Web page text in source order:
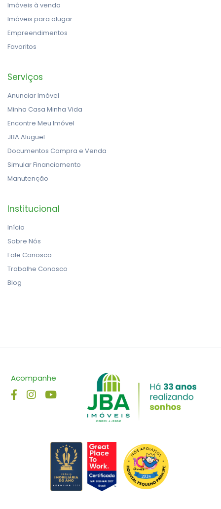
Imóveis à venda
Imóveis para alugar
Empreendimentos
Favoritos
Serviços
Anunciar Imóvel
Minha Casa Minha Vida
Encontre Meu Imóvel
JBA Aluguel
Documentos Compra e Venda
Simular Financiamento
Manutenção
Institucional
Início
Sobre Nós
Fale Conosco
Trabalhe Conosco
Blog
Acompanhe